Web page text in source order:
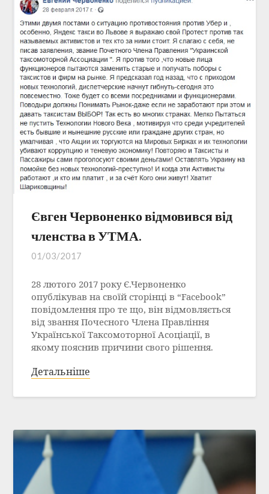
Євген Червоненко відмовився від
членства в УТМА.
01/03/2017
28 лютого 2017 року Є.Червоненко
опублікував на своїй сторінці в “Facebook”
повідомлення про те що, він відмовляється
від звання Почесного Члена Правління
Української Таксомоторної Асоціації, в
якому пояснив причини свого рішення.
Детальніше